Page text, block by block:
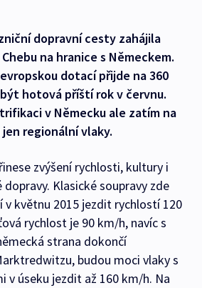
dopravní cesty zahájila
na hranice s Německem.
dotací přijde na 360
hotová příští rok v červnu.
v Německu ale zatím na
regionální vlaky.
zvýšení rychlosti, kultury i
Klasické soupravy zde
v květnu 2015 jezdit rychlostí 120
rychlost je 90 km/h, navíc s
strana dokončí
budou moci vlaky s
v úseku jezdit až 160 km/h. Na